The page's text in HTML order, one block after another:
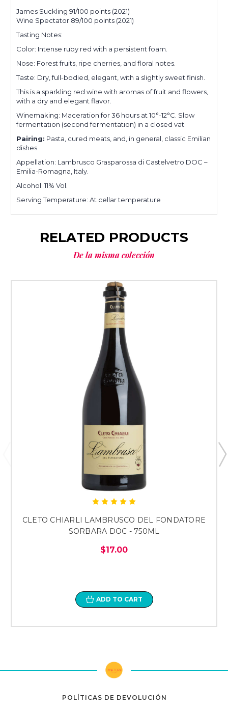
James Suckling 91/100 points (2021)
Wine Spectator 89/100 points (2021)
Tasting Notes:
Color: Intense ruby ​​red with a persistent foam.
Nose: Forest fruits, ripe cherries, and floral notes.
Taste: Dry, full-bodied, elegant, with a slightly sweet finish.
This is a sparkling red wine with aromas of fruit and flowers,
with a dry and elegant flavor.
Winemaking: Maceration for 36 hours at 10°-12°C. Slow
fermentation (second fermentation) in a closed vat.
Pairing: Pasta, cured meats, and, in general, classic Emilian
dishes.
Appellation: Lambrusco Grasparossa di Castelvetro DOC –
Emilia-Romagna, Italy.
Alcohol: 11% Vol.
Serving Temperature: At cellar temperature
RELATED PRODUCTS
De la misma colección
CLETO CHIARLI LAMBRUSCO DEL FONDATORE
SORBARA DOC - 750ML
$17.00
ADD TO CART
POLÍTICAS DE DEVOLUCIÓN